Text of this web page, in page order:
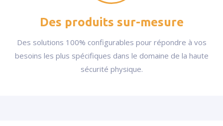
Des produits sur-mesure
Des solutions 100% configurables pour répondre à vos
besoins les plus spécifiques dans le domaine de la haute
sécurité physique.